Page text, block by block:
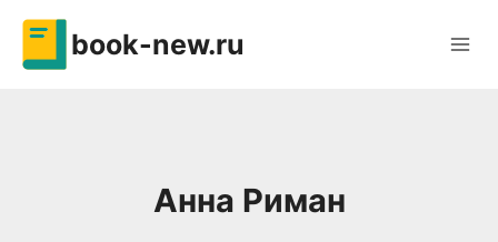
Перейти
содержимому
book-new.ru
Анна Риман